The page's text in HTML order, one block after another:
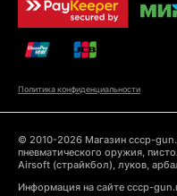
Политика конфиденциальности
© 2010-2026 Магазин cccp-
пневматического оружия,
Airsoft (страйкбол), луков,
Информация на сайте cccp-